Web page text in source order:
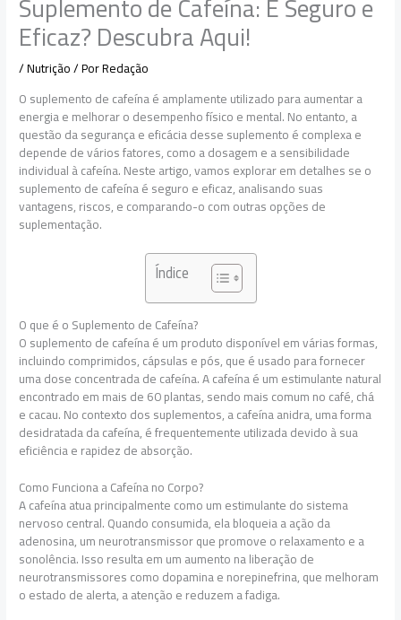
Eficaz? Descubra Aqui!
/Nutrição/ PorRedação
O suplemento de cafeína é amplamente utilizado para aumentar a
energia e melhorar o desempenho físico e mental. No entanto, a
questão da segurança e eficácia desse suplemento é complexa e
depende de vários fatores, como a dosagem e a sensibilidade
individual à cafeína. Neste artigo, vamos explorar em detalhes se o
suplemento de cafeína é seguro e eficaz, analisando suas
vantagens, riscos, e comparando-o com outras opções de
suplementação.
Índice
O que é o Suplemento de Cafeína?
O suplemento de cafeína é um produto disponível em várias formas,
incluindo comprimidos, cápsulas e pós, que é usado para fornecer
uma dose concentrada de cafeína. A cafeína é um estimulante natural
encontrado em mais de 60 plantas, sendo mais comum no café, chá
e cacau. No contexto dos suplementos, a cafeína anidra, uma forma
desidratada da cafeína, é frequentemente utilizada devido à sua
eficiência e rapidez de absorção.
Como Funciona a Cafeína no Corpo?
A cafeína atua principalmente como um estimulante do sistema
nervoso central. Quando consumida, ela bloqueia a ação da
adenosina, um neurotransmissor que promove o relaxamento e a
sonolência. Isso resulta em um aumento na liberação de
neurotransmissores como dopamina e norepinefrina, que melhoram
o estado de alerta, a atenção e reduzem a fadiga.